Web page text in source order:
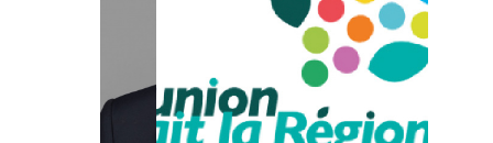
GROUPE INTER-ASSEMBLÉE
Biodiversité, eau, littoral, transition
énergetique